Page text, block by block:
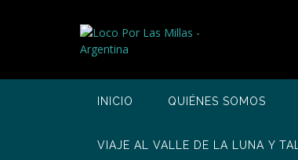
INICIO QUIÉNES SOMOS
VIAJE AL VALLE DE LA LUNA Y